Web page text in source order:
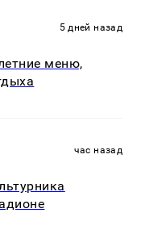
5 дней назад
меню,
час назад